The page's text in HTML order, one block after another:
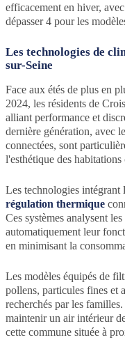
efficacement en hiver,
dépasser 4 pour les
Les technologies de
sur-Seine
Face aux étés de plus en
2024, les résidents de
alliant performance et
dernière génération, avec
connectées, sont
l'esthétique des habitations
Les technologies
régulation thermique
Ces systèmes analysent
automatiquement leur
en minimisant la
Les modèles équipés de
pollens, particules fines et
recherchés par les
maintenir un air intérieur
cette commune située à